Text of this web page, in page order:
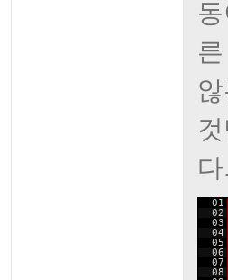
다.
01
02
03
04
05
06
07
08